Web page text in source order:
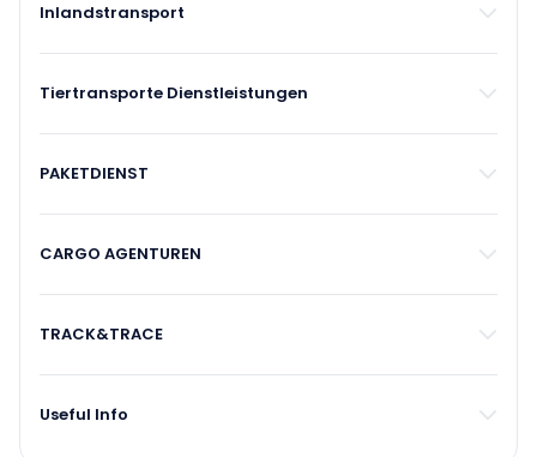
Inlandstransport
Tiertransporte Dienstleistungen
PAKETDIENST
CARGO AGENTUREN
TRACK&TRACE
Useful Info